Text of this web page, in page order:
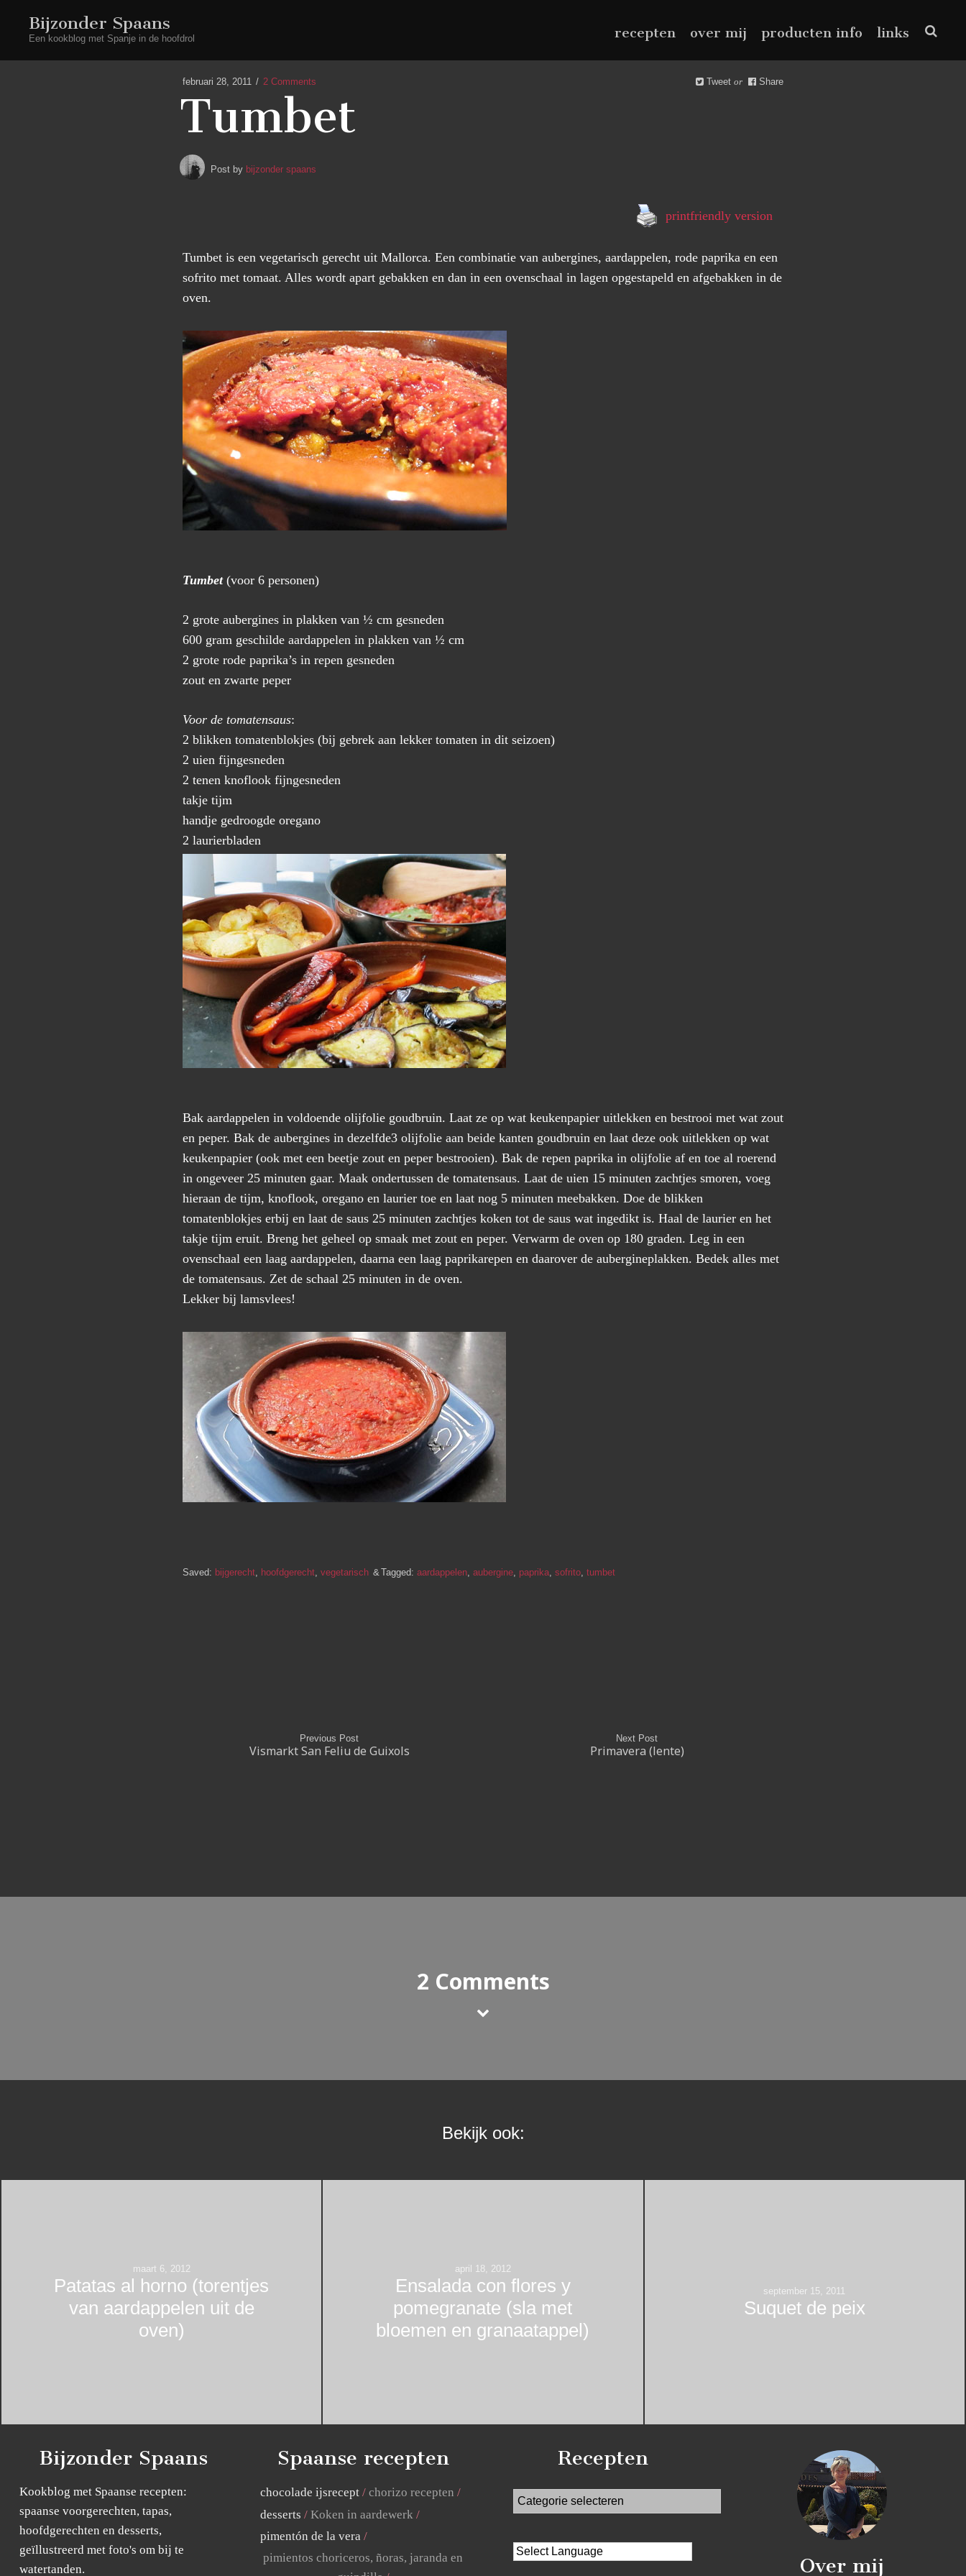
Bijzonder Spaans
Een kookblog met Spanje in de hoofdrol recepten over mij producten info links
Tweet or Share
februari 28, 2011 2 Comments
Tumbet
Post by bijzonder spaans
printfriendly version
Tumbet is een vegetarisch gerecht uit Mallorca. Een combinatie van aubergines, aardappelen, rode paprika en een
sofrito met tomaat. Alles wordt apart gebakken en dan in een ovenschaal in lagen opgestapeld en afgebakken in de
oven.
Tumbet(voor 6 personen)
2 grote aubergines in plakken van ½ cm gesneden
600 gram geschilde aardappelen in plakken van ½ cm
2 grote rode paprika’s in repen gesneden
zout en zwarte peper
Voor de tomatensaus:
2 blikken tomatenblokjes (bij gebrek aan lekker tomaten in dit seizoen)
2 uien fijngesneden
2 tenen knoflook fijngesneden
takje tijm
handje gedroogde oregano
2 laurierbladen
Bak aardappelen in voldoende olijfolie goudbruin. Laat ze op wat keukenpapier uitlekken en bestrooi met wat zout
en peper. Bak de aubergines in dezelfde3 olijfolie aan beide kanten goudbruin en laat deze ook uitlekken op wat
keukenpapier (ook met een beetje zout en peper bestrooien). Bak de repen paprika in olijfolie af en toe al roerend
in ongeveer 25 minuten gaar. Maak ondertussen de tomatensaus. Laat de uien 15 minuten zachtjes smoren, voeg
hieraan de tijm, knoflook, oregano en laurier toe en laat nog 5 minuten meebakken. Doe de blikken
tomatenblokjes erbij en laat de saus 25 minuten zachtjes koken tot de saus wat ingedikt is. Haal de laurier en het
takje tijm eruit. Breng het geheel op smaak met zout en peper. Verwarm de oven op 180 graden. Leg in een
ovenschaal een laag aardappelen, daarna een laag paprikarepen en daarover de aubergineplakken. Bedek alles met
de tomatensaus. Zet de schaal 25 minuten in de oven.
Lekker bij lamsvlees!
Saved: bijgerecht, hoofdgerecht, vegetarisch Tagged: aardappelen, aubergine, paprika, sofrito, tumbet
Previous Post
Vismarkt San Feliu de Guixols
Next Post
Primavera (lente)
2 Comments
Bekijk ook:
maart 6, 2012
Patatas al horno (torentjes
van aardappelen uit de
oven)
april 18, 2012
Ensalada con flores y
pomegranate (sla met
bloemen en granaatappel)
september 15, 2011
Suquet de peix
Bijzonder Spaans
Kookblog met Spaanse recepten:
spaanse voorgerechten, tapas,
hoofdgerechten en desserts,
geïllustreerd met foto's om bij te
watertanden.
Spaanse recepten
chocolade ijsrecept
chorizo recepten
desserts
Koken in aardewerk
pimentón de la vera
pimientos choriceros, ñoras, jaranda en
Recepten
Over mij